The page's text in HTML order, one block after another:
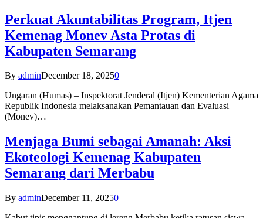
Perkuat Akuntabilitas Program, Itjen
Kemenag Monev Asta Protas di
Kabupaten Semarang
By adminDecember 18, 20250
Ungaran (Humas) – Inspektorat Jenderal (Itjen) Kementerian Agama
Republik Indonesia melaksanakan Pemantauan dan Evaluasi
(Monev)…
Menjaga Bumi sebagai Amanah: Aksi
Ekoteologi Kemenag Kabupaten
Semarang dari Merbabu
By adminDecember 11, 20250